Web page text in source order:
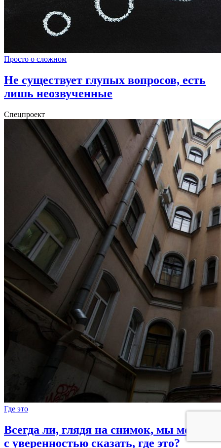
Просто о сложном
Не существует глупых вопросов, есть
лишь неозвученные
Спецпроект
Где это
Всегда ли, глядя на снимок, мы можем
с уверенностью сказать, где это?